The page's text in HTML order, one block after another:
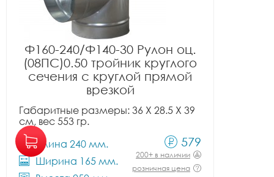
Ф160-240/Ф140-30 Рулон оц.
(08ПС)0.50 тройник круглого
сечения с круглой прямой
врезкой
Габаритные размеры: 36 X 28.5 X 39
см, вес 553 гр.
Длина 240 мм.
Ширина 165 мм.
579
200+ в наличии
розничная цена